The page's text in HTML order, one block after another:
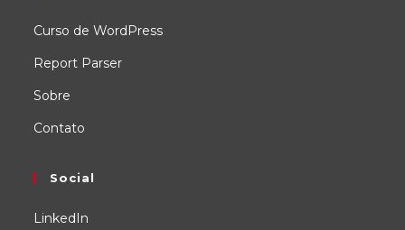
Curso de WordPress
Report Parser
Sobre
Contato
Social
LinkedIn